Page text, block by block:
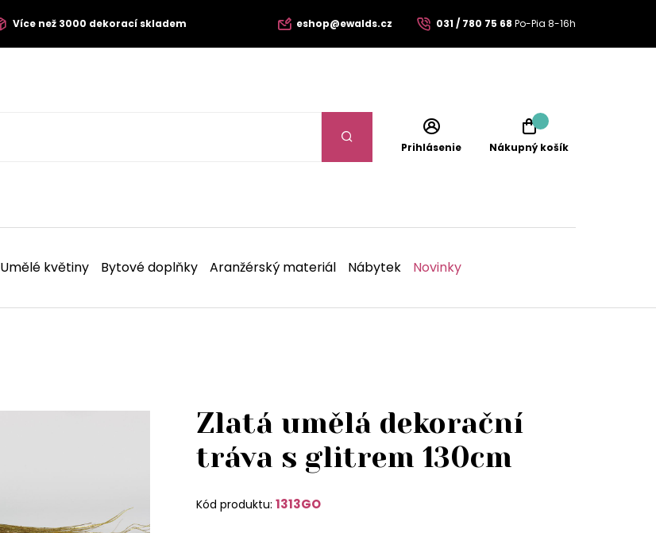
Více než 3000 dekorací skladem eshop@ewalds.cz 031 / 780 75 68 Po-Pia 8-16h
Prihlásenie Nákupný košík
Umělé květiny Bytové doplňky Aranžérský materiál Nábytek Novinky
Zlatá umělá dekorační
tráva s glitrem 130cm
Kód produktu: 1313GO